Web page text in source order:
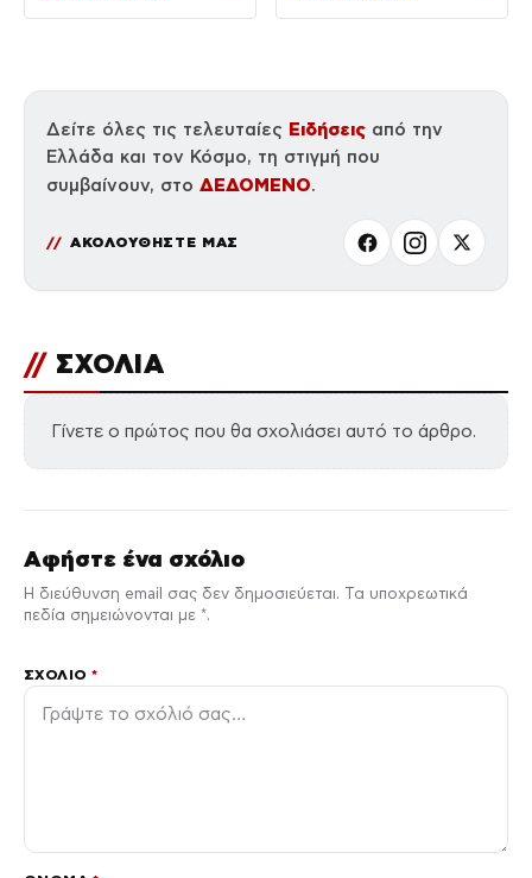
Δείτε όλες τις τελευταίες Ειδήσεις από την
Ελλάδα και τον Κόσμο, τη στιγμή που
συμβαίνουν, στο ΔΕΔΟΜΕΝΟ.
ΑΚΟΛΟΥΘΗΣΤΕ ΜΑΣ
// ΣΧΟΛΙΑ
Γίνετε ο πρώτος που θα σχολιάσει αυτό το άρθρο.
Αφήστε ένα σχόλιο
Η διεύθυνση email σας δεν δημοσιεύεται. Τα υποχρεωτικά
πεδία σημειώνονται με *.
ΣΧΌΛΙΟ*